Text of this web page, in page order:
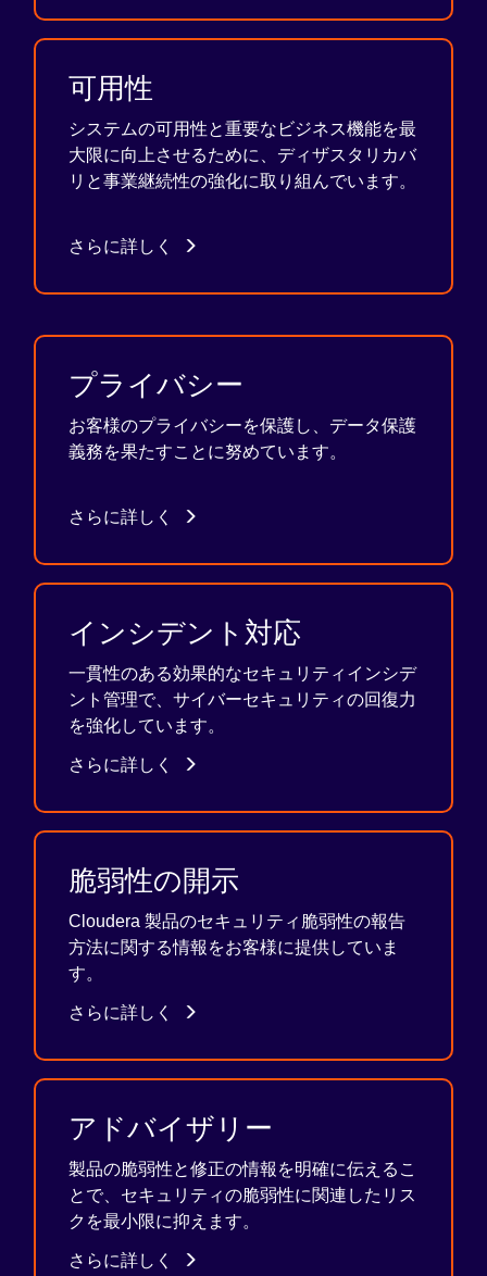
可用性
システムの可用性と重要なビジネス機能を最
大限に向上させるために、ディザスタリカバ
リと事業継続性の強化に取り組んでいます。
さらに詳しく
プライバシー
お客様のプライバシーを保護し、データ保護
義務を果たすことに努めています。
さらに詳しく
インシデント対応
一貫性のある効果的なセキュリティインシデ
ント管理で、サイバーセキュリティの回復力
を強化しています。
さらに詳しく
脆弱性の開示
Cloudera 製品のセキュリティ脆弱性の報告
方法に関する情報をお客様に提供していま
す。
さらに詳しく
アドバイザリー
製品の脆弱性と修正の情報を明確に伝えるこ
とで、セキュリティの脆弱性に関連したリス
クを最小限に抑えます。
さらに詳しく